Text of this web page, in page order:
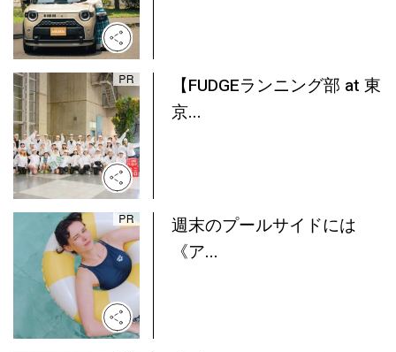
【FUDGEランニング部 at 東
京...
週末のプールサイドには
《ア...